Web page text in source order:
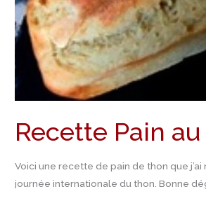
Recette Pain
Voici une recette de pain de thon que
journée internationale du thon. Bonne